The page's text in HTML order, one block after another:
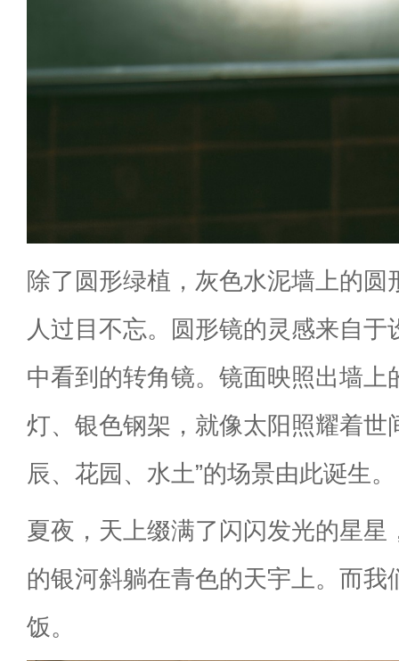
除了圆形绿植，灰色水泥墙上的圆
人过目不忘。圆形镜的灵感来自
中看到的转角镜。镜面映照出墙上
灯、银色钢架，就像太阳照耀着世
辰、花园、水土”的场景由此诞生。
夏夜，天上缀满了闪闪发光的星星
的银河斜躺在青色的天宇上。而我
饭。